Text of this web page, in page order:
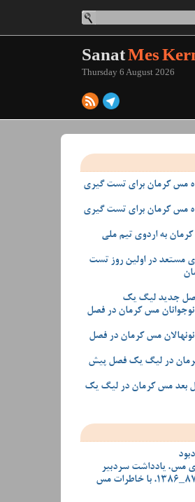
SanatMes
Thursday 6 August 2026
مس کرمان برای تست گیری
مس کرمان برای تست گیری
به اردوی تیم ملی
مستعد در اولین روز تست
فصل جدید لیگ یک
مس کرمان در فصل
مس کرمان در فصل
در لیگ یک فصل پیش
بعد مس کرمان در لیگ یک
مس، یادداشت سردبیر